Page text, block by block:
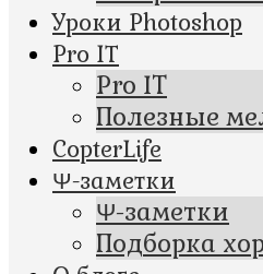
Уроки Photoshop
Pro IT
Pro IT
Полезные
CopterLife
Ψ-заметки
Ψ-заметки
Подборка